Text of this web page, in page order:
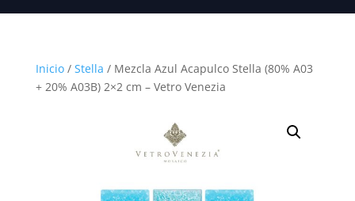
Inicio/ Stella / Mezcla Azul Acapulco Stella (80% A03
+ 20% A03B) 2×2 cm – Vetro Venezia